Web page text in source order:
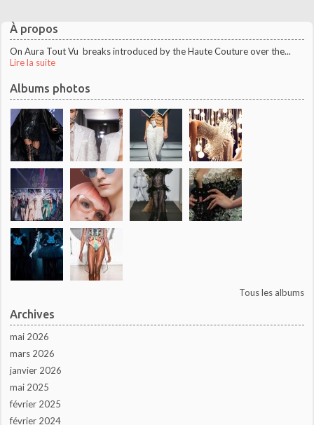
À propos
On Aura Tout Vu breaks introduced by the Haute Couture over the...
Lire la suite
Albums photos
Tous les albums
Archives
mai 2026
mars 2026
janvier 2026
mai 2025
février 2025
février 2024